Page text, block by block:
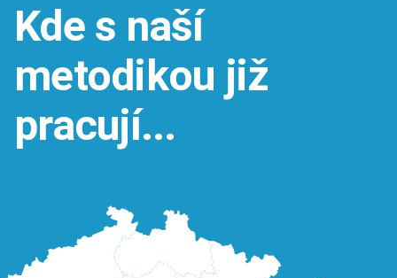
Kde s naší
metodikou již
pracují...